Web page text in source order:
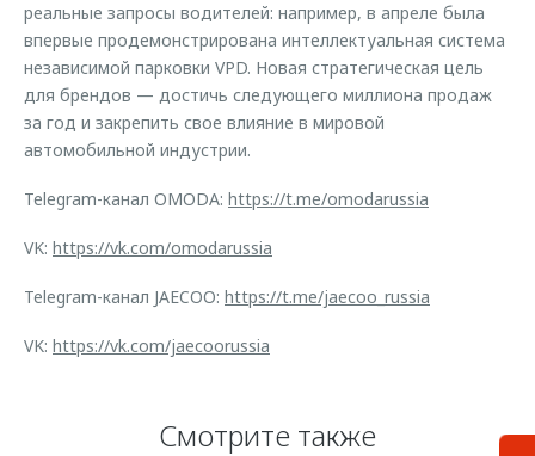
реальные запросы водителей: например, в апреле была
впервые продемонстрирована интеллектуальная система
независимой парковки VPD. Новая стратегическая цель
для брендов — достичь следующего миллиона продаж
за год и закрепить свое влияние в мировой
автомобильной индустрии.
Telegram-канал OMODA: https://t.me/omodarussia
VK: https://vk.com/omodarussia
Telegram-канал JAECOO: https://t.me/jaecoo_russia
VK: https://vk.com/jaecoorussia
Смотрите также